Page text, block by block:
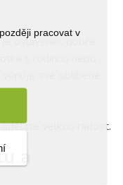
pracovat v
je oslavenec dobře
s rodinou nebo
své oblíbené
velkou radost.
a